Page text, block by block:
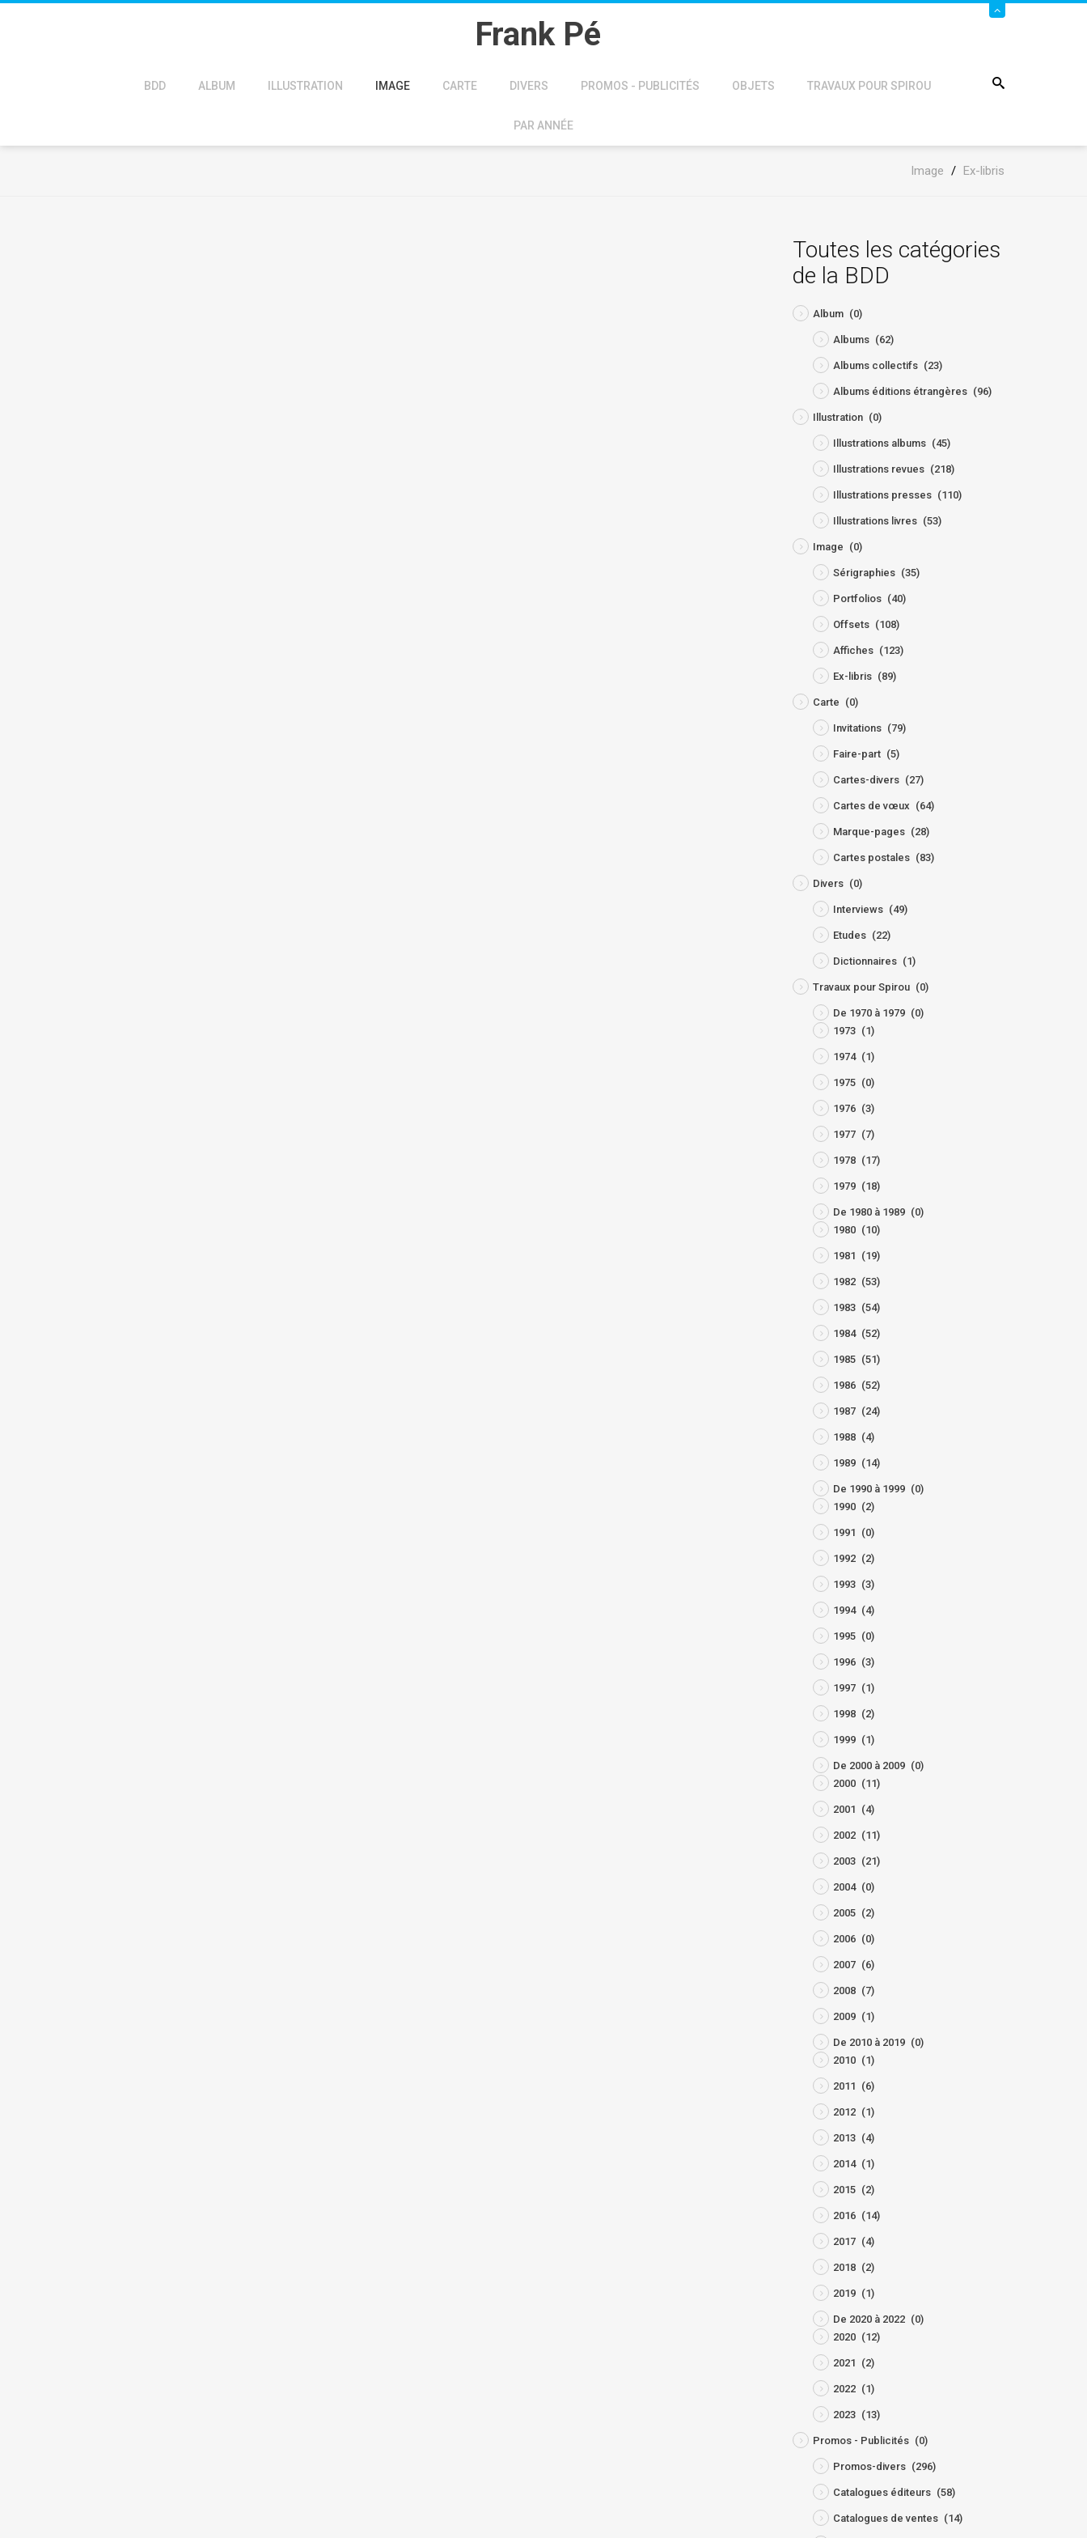
Frank Pé
BDD ALBUM ILLUSTRATION IMAGE CARTE DIVERS PROMOS - PUBLICITÉS OBJETS TRAVAUX POUR SPIROU
PAR ANNÉE
Image / Ex-libris
Toutes les catégories
de la BDD
Album (0)
Albums (62)
Albums collectifs (23)
Albums éditions étrangères (96)
Illustration (0)
Illustrations albums (45)
Illustrations revues (218)
Illustrations presses (110)
Illustrations livres (53)
Image (0)
Sérigraphies (35)
Portfolios (40)
Offsets (108)
Affiches (123)
Ex-libris (89)
Carte (0)
Invitations (79)
Faire-part (5)
Cartes-divers (27)
Cartes de vœux (64)
Marque-pages (28)
Cartes postales (83)
Divers (0)
Interviews (49)
Etudes (22)
Dictionnaires (1)
Travaux pour Spirou (0)
De 1970 à 1979 (0)
1973 (1)
1974 (1)
1975 (0)
1976 (3)
1977 (7)
1978 (17)
1979 (18)
De 1980 à 1989 (0)
1980 (10)
1981 (19)
1982 (53)
1983 (54)
1984 (52)
1985 (51)
1986 (52)
1987 (24)
1988 (4)
1989 (14)
De 1990 à 1999 (0)
1990 (2)
1991 (0)
1992 (2)
1993 (3)
1994 (4)
1995 (0)
1996 (3)
1997 (1)
1998 (2)
1999 (1)
De 2000 à 2009 (0)
2000 (11)
2001 (4)
2002 (11)
2003 (21)
2004 (0)
2005 (2)
2006 (0)
2007 (6)
2008 (7)
2009 (1)
De 2010 à 2019 (0)
2010 (1)
2011 (6)
2012 (1)
2013 (4)
2014 (1)
2015 (2)
2016 (14)
2017 (4)
2018 (2)
2019 (1)
De 2020 à 2022 (0)
2020 (12)
2021 (2)
2022 (1)
2023 (13)
Promos - Publicités (0)
Promos-divers (296)
Catalogues éditeurs (58)
Catalogues de ventes (14)